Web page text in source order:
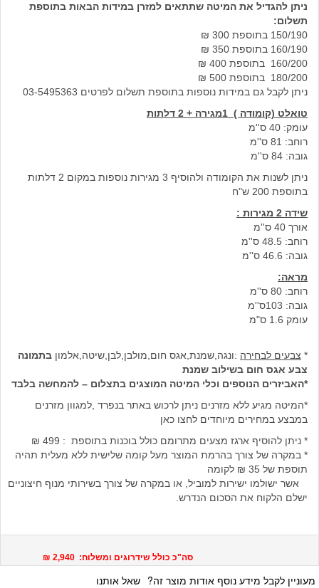
ניתן להגדיל את המיטה שתתאים למזרן במידות הבאות בתוספת
תשלום:
150/190 בתוספת 300 ₪
160/190 בתוספת 350 ₪
160/200 בתוספת 400 ₪
180/200 בתוספת 500 ₪
ניתן לקבל גם במידות נוספות בתוספת תשלום לפרטים 03-5495363
טואלט (קומודה ) 1מגירה + 2 דלתות
עומק: 40 ס''מ
רוחב: 81 ס''מ
גובה: 84 ס''מ
ניתן לשנות את הקומודה ולהוסיף 3 מגירות נוספות במקום 2 דלתות
בתוספת 200 ש"ח
שידה 2 מגירות :
אורך 40 ס''מ
רוחב: 48.5 ס''מ
גובה: 46.6 ס''מ
מראה:
רוחב: 80 ס''מ
גובה: 103ס''מ
עומק 1.6 ס"מ
* צבעים לבחירה :ונגה,שמנת,אגס חום,מולבן,לבן,שיטה,אלמון בתמונה
צבע אגס חום בשילוב שמנת
*האביזרים הנוספים וכלי המיטה המוצגים בתצלום – להמחשה בלבד
*המיטה מגיע ללא מזרנים ניתן לרכוש באתר בנפרד ,למגוון מזרנים
במבצע במחירים מיוחדים לחצו כאן
* ניתן להוסיף ארגז מצעים מתרומם כולל בוכנות בתוספת : 499 ₪
* במקרה של צורך בהרמת המוצר מעל קומה שלישית ללא מעלית תהיה
תוספת של 35 ₪ לקומה
אשר ישולמו ישירות למוביל, או במקרה של צורך בשירותי מנוף חיצוניים
ישלם הלקוח את הסכום הנדרש.
סה"כ כולל שידרוגים ומשלוח: 2,940 ₪
מעוניין לקבל מידע נוסף אודות מוצר זה? שאל אותנו